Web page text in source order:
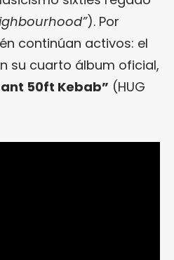
). Por
continúan activos: el
su cuarto álbum oficial,
50ft Kebab” (HUG